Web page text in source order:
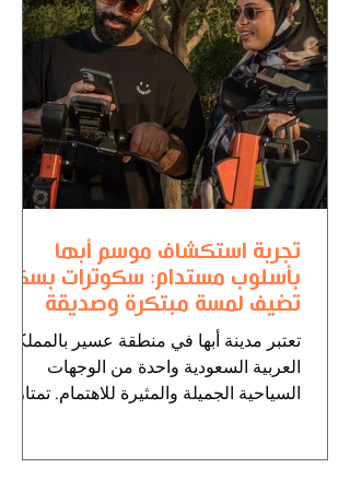
تجربة استكشاف موسم أبها
بأسلوب مستدام: سكوترات بسكل
تضيف لمسة مبتكرة وصديقة
للبيئة للزوار
تعتبر مدينة أبها في منطقة عسير بالمملكة
العربية السعودية واحدة من الوجهات
السياحية الجميلة والمثيرة للاهتمام. تمتاز